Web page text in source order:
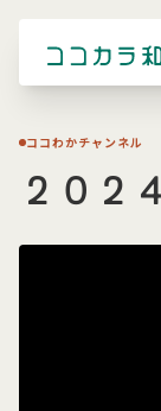
ココわかチャンネル
２０２